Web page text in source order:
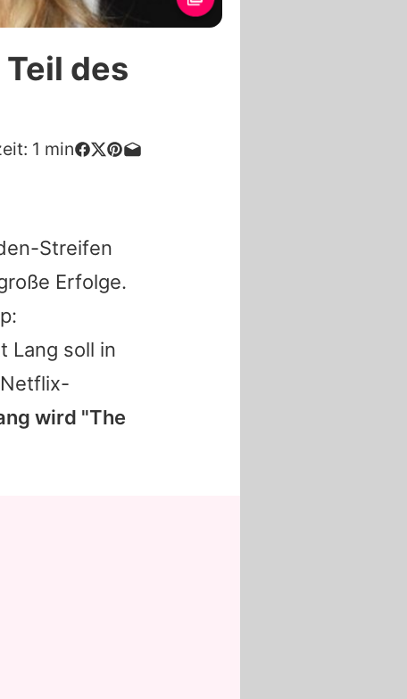
des
1 min
Streifen
Erfolge.
Lang soll in
wird "The